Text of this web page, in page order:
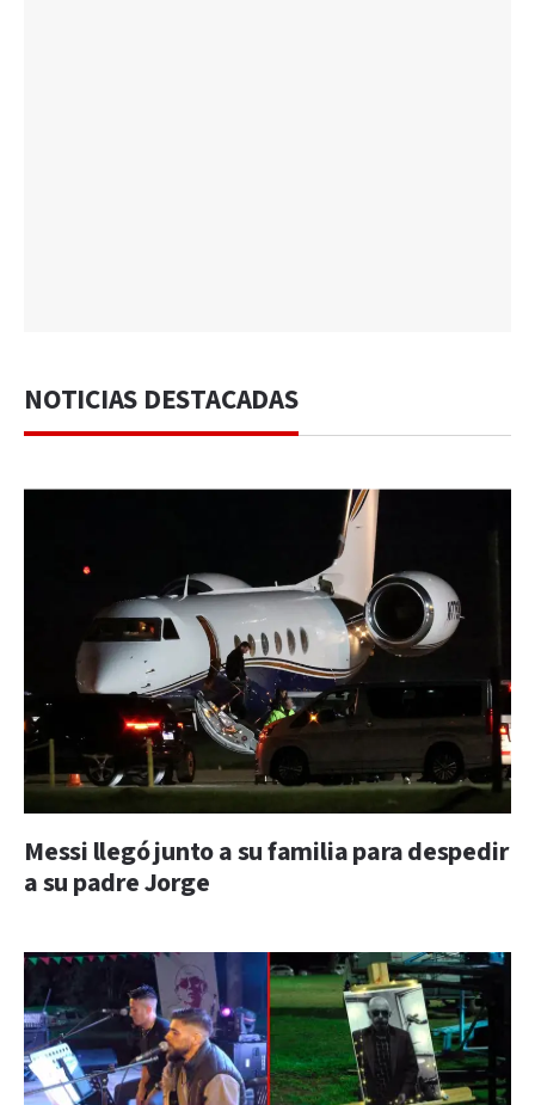
NOTICIAS DESTACADAS
Messi llegó junto a su familia para despedir
a su padre Jorge